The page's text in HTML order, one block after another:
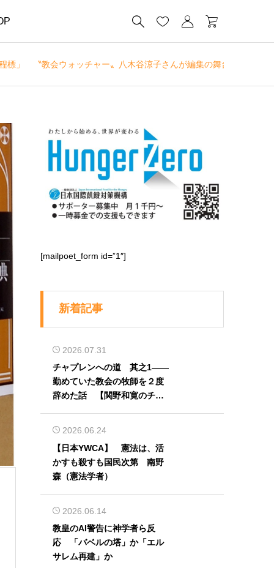
   
」 〝教会ウォッチャー〟八木谷涼子さんが編集の舞台裏を直撃
[mailpoet_form id=”1″]
新着記事
2026.07.31
チャプレンへの道 其之1――
勤めていた教会の牧師を２度
辞めた話 【関野和寛のチャ
2026.06.24
【日本YWCA】 憲法は、活
かすも殺すも国民次第 南野
森（憲法学者）
2026.06.14
教皇のAI警告に神学者ら反
応 「バベルの塔」か「エル
サレム再建」か